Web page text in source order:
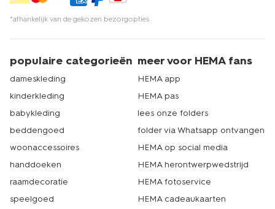
ook
,kwasten
HEMA.
*afhankelijk van de gekozen bezorgopties
populaire categorieën
dameskleding
kinderkleding
babykleding
beddengoed
woonaccessoires
handdoeken
raamdecoratie
speelgoed
meer voor HEMA fans
HEMA app
HEMA pas
lees onze folders
folder via Whatsapp ontvangen
HEMA op social media
HEMA herontwerpwedstrijd
HEMA fotoservice
HEMA cadeaukaarten